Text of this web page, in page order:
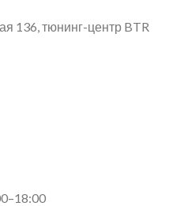
136, тюнинг-центр BTR